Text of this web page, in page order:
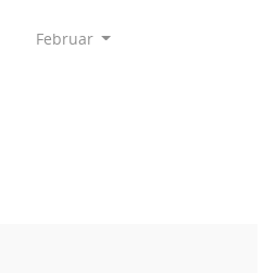
Februar